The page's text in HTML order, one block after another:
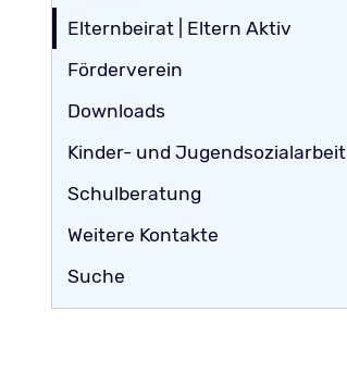
Elternbeirat | Eltern Aktiv
Förderverein
Downloads
Kinder- und Jugendsozialarbeit
Schulberatung
Weitere Kontakte
Suche